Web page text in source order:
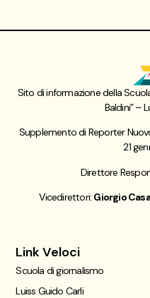
Sito di informazione della
Baldini” –
Supplemento di Reporter
21
Direttore
Vicedirettori: Giorgio
Link Veloci
Scuola di giornalismo
Luiss Guido Carli